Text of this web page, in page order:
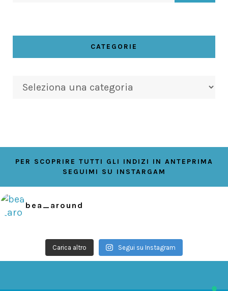
CATEGORIE
PER SCOPRIRE TUTTI GLI INDIZI IN ANTEPRIMA
SEGUIMI SU INSTARGAM
bea_around
Carica altro Segui su Instagram